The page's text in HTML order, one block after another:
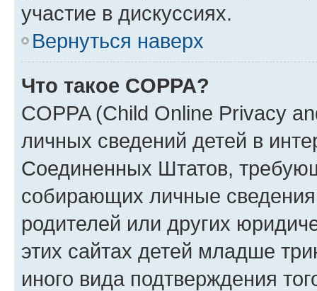
участие в дискуссиях.
Вернуться наверх
Что такое COPPA?
COPPA (Child Online Privacy
личных сведений детей в
Соединенных Штатов,
собирающих личные
родителей или других
этих сайтах детей младше
иного вида подтверждения